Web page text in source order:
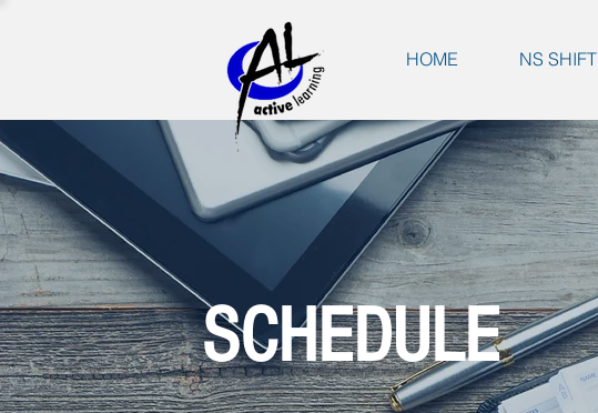
HOME NS SHIFT
SCHEDULE